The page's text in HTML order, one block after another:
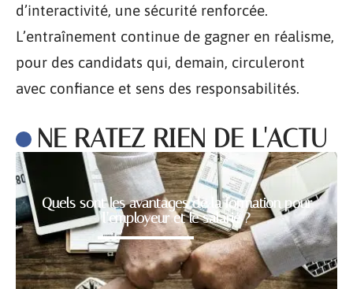
d’interactivité, une sécurité renforcée.
L’entraînement continue de gagner en réalisme,
pour des candidats qui, demain, circuleront
avec confiance et sens des responsabilités.
NE RATEZ RIEN DE L'ACTU
Quels sont les avantages de la formation pour
l’employeur et le salarié ?